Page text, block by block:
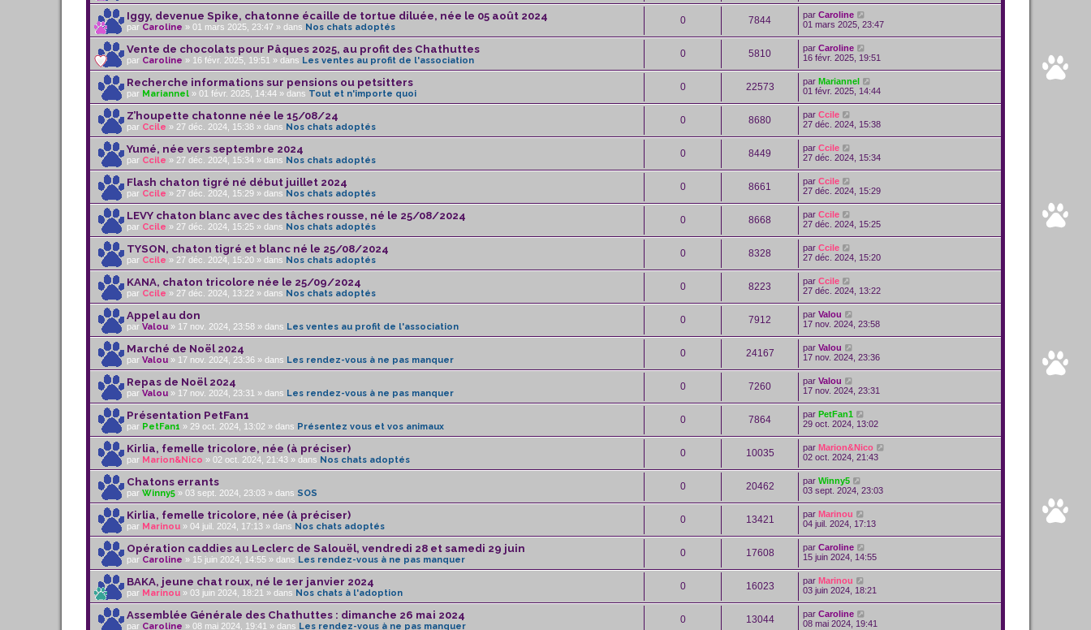
Iggy, devenue Spike, chatonne écaille de tortue diluée, née le 05 août 2024
par Caroline » 01 mars 2025, 23:47 » dans Nos chats adoptés
0 7844 par Caroline
01 mars 2025, 23:47
Vente de chocolats pour Pâques 2025, au profit des Chathuttes
par Caroline » 16 févr. 2025, 19:51 » dans Les ventes au profit de l'association
0 5810 par Caroline
16 févr. 2025, 19:51
Recherche informations sur pensions ou petsitters
par Mariannel » 01 févr. 2025, 14:44 » dans Tout et n'importe quoi
0 22573 par Mariannel
01 févr. 2025, 14:44
Z’houpette chatonne née le 15/08/24
par Ccile » 27 déc. 2024, 15:38 » dans Nos chats adoptés
0 8680 par Ccile
27 déc. 2024, 15:38
Yumé, née vers septembre 2024
par Ccile » 27 déc. 2024, 15:34 » dans Nos chats adoptés
0 8449 par Ccile
27 déc. 2024, 15:34
Flash chaton tigré né début juillet 2024
par Ccile » 27 déc. 2024, 15:29 » dans Nos chats adoptés
0 8661 par Ccile
27 déc. 2024, 15:29
LEVY chaton blanc avec des tâches rousse, né le 25/08/2024
par Ccile » 27 déc. 2024, 15:25 » dans Nos chats adoptés
0 8668 par Ccile
27 déc. 2024, 15:25
TYSON, chaton tigré et blanc né le 25/08/2024
par Ccile » 27 déc. 2024, 15:20 » dans Nos chats adoptés
0 8328 par Ccile
27 déc. 2024, 15:20
KANA, chaton tricolore née le 25/09/2024
par Ccile » 27 déc. 2024, 13:22 » dans Nos chats adoptés
0 8223 par Ccile
27 déc. 2024, 13:22
Appel au don
par Valou » 17 nov. 2024, 23:58 » dans Les ventes au profit de l'association
0 7912 par Valou
17 nov. 2024, 23:58
Marché de Noël 2024
par Valou » 17 nov. 2024, 23:36 » dans Les rendez-vous à ne pas manquer
0 24167 par Valou
17 nov. 2024, 23:36
Repas de Noël 2024
par Valou » 17 nov. 2024, 23:31 » dans Les rendez-vous à ne pas manquer
0 7260 par Valou
17 nov. 2024, 23:31
Présentation PetFan1
par PetFan1 » 29 oct. 2024, 13:02 » dans Présentez vous et vos animaux
0 7864 par PetFan1
29 oct. 2024, 13:02
Kirlia, femelle tricolore, née (à préciser)
par Marion&Nico » 02 oct. 2024, 21:43 » dans Nos chats adoptés
0 10035 par Marion&Nico
02 oct. 2024, 21:43
Chatons errants
par Winny5 » 03 sept. 2024, 23:03 » dans SOS
0 20462 par Winny5
03 sept. 2024, 23:03
Kirlia, femelle tricolore, née (à préciser)
par Marinou » 04 juil. 2024, 17:13 » dans Nos chats adoptés
0 13421 par Marinou
04 juil. 2024, 17:13
Opération caddies au Leclerc de Salouël, vendredi 28 et samedi 29 juin
par Caroline » 15 juin 2024, 14:55 » dans Les rendez-vous à ne pas manquer
0 17608 par Caroline
15 juin 2024, 14:55
BAKA, jeune chat roux, né le 1er janvier 2024
par Marinou » 03 juin 2024, 18:21 » dans Nos chats à l'adoption
0 16023 par Marinou
03 juin 2024, 18:21
Assemblée Générale des Chathuttes : dimanche 26 mai 2024
par Caroline » 08 mai 2024, 19:41 » dans Les rendez-vous à ne pas manquer
0 13044 par Caroline
08 mai 2024, 19:41